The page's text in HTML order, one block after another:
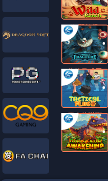
狂野牧场
失控马戏团
青春炸弹班